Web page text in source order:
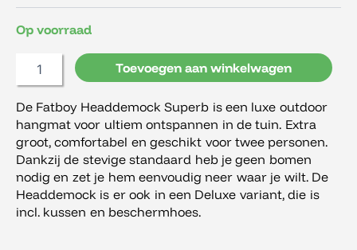
Op voorraad
Toevoegen aan winkelwagen
De Fatboy Headdemock Superb is een luxe outdoor
hangmat voor ultiem ontspannen in de tuin. Extra
groot, comfortabel en geschikt voor twee personen.
Dankzij de stevige standaard heb je geen bomen
nodig en zet je hem eenvoudig neer waar je wilt. De
Headdemock is er ook in een Deluxe variant, die is
incl. kussen en beschermhoes.